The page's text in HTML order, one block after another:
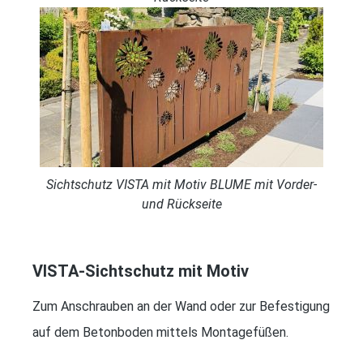
Sichtschutz VISTA mit Motiv BLUME mit Vorder-
und Rückseite
VISTA-Sichtschutz mit Motiv
Zum Anschrauben an der Wand oder zur Befestigung
auf dem Betonboden mittels Montagefüßen.